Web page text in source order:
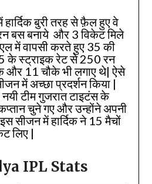
बुरी तरह से फ़ैल हुए वे
बस बनाये और 3 विकेट मिले
में वापसी करते हुए 35 की
स्ट्राइक रेट से 250 रन
और 11 चौके भी लगाए थे| ऐसे
में अच्छा प्रदर्शन किया |
टीम गुजरात टाइटंस के
चुने गए और उन्होंने अपनी
सीजन में हार्दिक ने 15 मैचों
लिए |
IPL Stats